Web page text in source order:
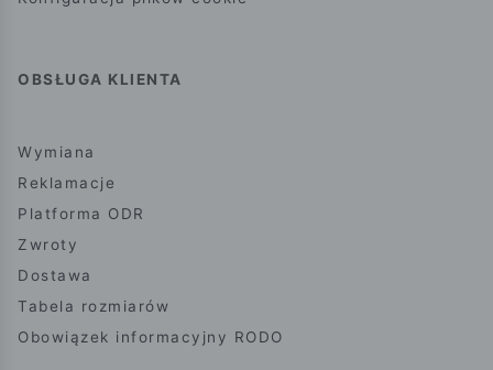
OBSŁUGA KLIENTA
Wymiana
Reklamacje
Platforma ODR
Zwroty
Dostawa
Tabela rozmiarów
Obowiązek informacyjny RODO